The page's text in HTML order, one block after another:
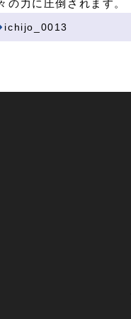
の力に圧倒されます。
ichijo_0013